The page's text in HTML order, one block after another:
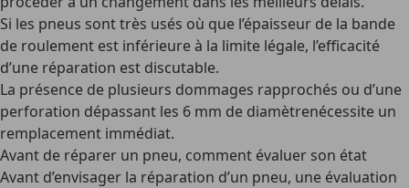
Si les pneus sonttrès usés où que l’épaisseur de la bande
de roulement est inférieure à la limite légale, l’efficacité
d’une réparation est discutable.
La présence de plusieurs dommages rapprochés ou d’une
perforation dépassant les 6 mm de diamètrenécessite un
remplacement immédiat.
Avant de réparer un pneu, comment évaluer son état
Avant d’envisager la réparation d’un pneu, une évaluation